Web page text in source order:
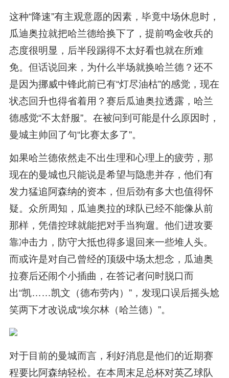
这种“降速”有主观意愿的因素，毕竟中场休息时，
瓜迪奥拉就把哈兰德给换下了，提前鸣金收兵的
态度很明显，后半段踢得不太好看也就在所难
免。但话说回来，为什么半场就换哈兰德？还不
是因为挪威中锋此前已有“灯尽油枯”的感觉，现在
状态回升也得省着用？赛后瓜迪奥拉透露，哈兰
德感觉“不太舒服”。在被问到可能是什么原因时，
曼城主帅回了句“比赛太多了”。
如果哈兰德依然走不出生理和心理上的疲劳，那
现在的曼城也只能说是希望与隐患并存，他们有
发力猛追阿森纳的资本，但后劲有多大也值得怀
疑。众所周知，瓜迪奥拉的球队已经不能像从前
那样，凭借控球就能把对手当狗遛。他们进攻要
靠冲击力，防守大抵也得多退回来一些堆人头。
而或许是对自己曾经的顶级中场太想念，瓜迪奥
拉赛后还闹个小插曲，在答记者问时脱口而
出“凯……凯文（德布劳内）”，发现口误后摇头尬
笑两下才改说成“埃尔林（哈兰德）”。
对于目前的曼城而言，利好消息是他们的近期赛
程要比阿森纳轻松。在本周末足总杯对英乙球队